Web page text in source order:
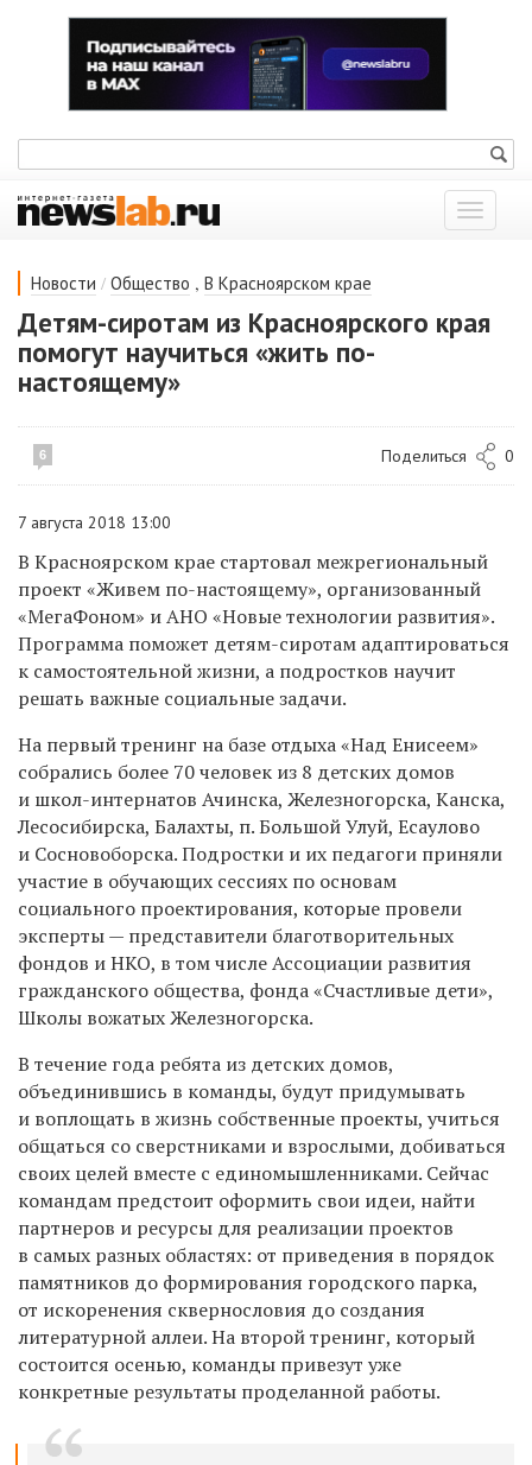
Показать
меню
Новости / Общество , В Красноярском крае
Детям-сиротам из Красноярского края
помогут научиться «жить по-
настоящему»
6 Поделиться 0
7 августа 2018 13:00
В Красноярском крае стартовал межрегиональный
проект «Живем по-настоящему», организованный
«МегаФоном» и АНО «Новые технологии развития».
Программа поможет детям-сиротам адаптироваться
к самостоятельной жизни, а подростков научит
решать важные социальные задачи.
На первый тренинг на базе отдыха «Над Енисеем»
собрались более 70 человек из 8 детских домов
и школ-интернатов Ачинска, Железногорска, Канска,
Лесосибирска, Балахты, п. Большой Улуй, Есаулово
и Сосновоборска. Подростки и их педагоги приняли
участие в обучающих сессиях по основам
социального проектирования, которые провели
эксперты — представители благотворительных
фондов и НКО, в том числе Ассоциации развития
гражданского общества, фонда «Счастливые дети»,
Школы вожатых Железногорска.
В течение года ребята из детских домов,
объединившись в команды, будут придумывать
и воплощать в жизнь собственные проекты, учиться
общаться со сверстниками и взрослыми, добиваться
своих целей вместе с единомышленниками. Сейчас
командам предстоит оформить свои идеи, найти
партнеров и ресурсы для реализации проектов
в самых разных областях: от приведения в порядок
памятников до формирования городского парка,
от искоренения сквернословия до создания
литературной аллеи. На второй тренинг, который
состоится осенью, команды привезут уже
конкретные результаты проделанной работы.